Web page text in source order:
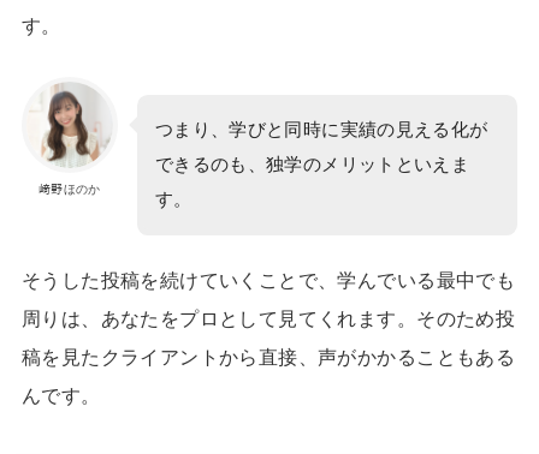
す。
﨑野ほのか
つまり、学びと同時に実績の見える化が
できるのも、独学のメリットといえま
す。
そうした投稿を続けていくことで、学んでいる最中でも
周りは、あなたをプロとして見てくれます。そのため投
稿を見たクライアントから直接、声がかかることもある
んです。